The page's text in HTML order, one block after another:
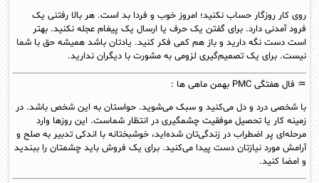
روی کار روزگار حساب نکنید؛ امروز خوب و فردا بد است. هر بالا رفتنی یک
فرود آمدنی دارد. برای گفتن یک حرف یا ارسال یک پیغام عجله نکنید. بهتر
است دست نگه دارید و باز هم کمی فکر کنید. یادتان باشد همیشه حق با شما
نیست. برای یک تصمیم‌گیری لزومی به مشورت با دیگران ندارید.
♒ فال هفتگی PMC بهمن ماهی ها :
با شخصی درد و دل می‌کنید و سبک می‌شوید. حواستان به این شخص باشد. در
زمینه کار یا تحصیل موفقیت چشمگیری در انتظار شماست. این روزها وارد
مرحله‌ای پر اضطراب در زندگی‌تان شده‌اید، خوشبختانه با اندکی تدبیر به صلح و
آرامش مورد نیازتان دست پیدا می‌کنید. برای یک فروش باید چشمتان را ببندید
و امضا کنید.